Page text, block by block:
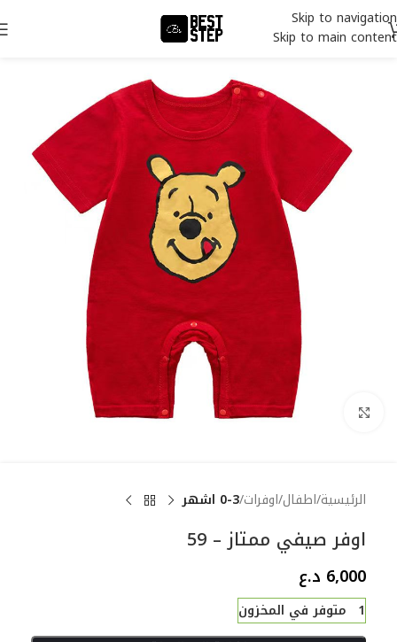
Skip to navigation
Skip to main content
Click to enlarge
الرئيسية اطفال اوفرات 0-3 اشهر
اوفر صيفي ممتاز – 59
6,000 د.ع
1 متوفر في المخزون